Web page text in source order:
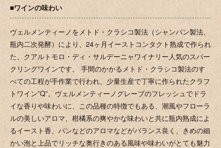
■ワインの味わい
ヴェルメンティーノをメトド・クラシコ製法（シャンパン製法、
瓶内二次発酵）により、24ヶ月イーストコンタクト熟成で作られ
た、クアルトモロ・ディ・サルデーニャワイナリー人気のスパー
クリングワインです。 手間のかかるメトド・クラシコ製法のす
べての工程が手作業で行われ、少量生産で丁寧に作られたクラフ
トワイン”Q”。ヴェルメンティーノグレープのフレッシュでドラ
イな香りや味わいに、この品種の特徴でもある、潮風やフローラ
ルの美しいアロマ、柑橘系の爽やかな味わいと共に瓶内熟成によ
るイースト香、パンなどのアロマなどがバランス良く、きめの細
かい泡と上品でリッチな奥行きのある風味や味わいがとても魅力